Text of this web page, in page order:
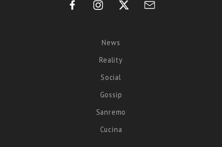
News
Reality
Social
Gossip
Sanremo
Cucina